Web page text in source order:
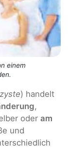
einem
) handelt
,
oder am
und